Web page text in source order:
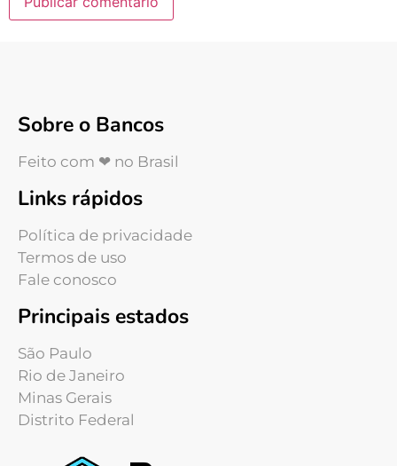
Sobre o Bancos
Feito com ❤ no Brasil
Links rápidos
Política de privacidade
Termos de uso
Fale conosco
Principais estados
São Paulo
Rio de Janeiro
Minas Gerais
Distrito Federal